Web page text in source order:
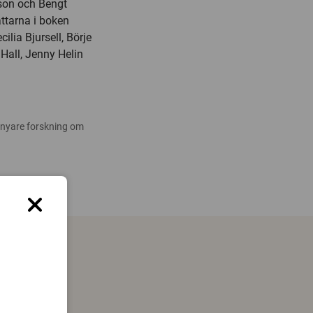
och Bengt
i boken
Bjursell, Börje
Jenny Helin
forskning om